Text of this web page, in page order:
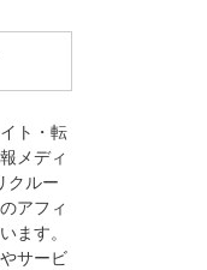
ト・転
メディ
クルー
アフィ
ます。
サービ